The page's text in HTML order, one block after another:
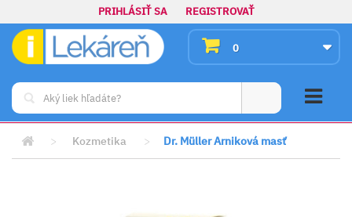
PRIHLÁSIŤ SA REGISTROVAŤ
0
> Kozmetika > Dr. Müller Arniková masť